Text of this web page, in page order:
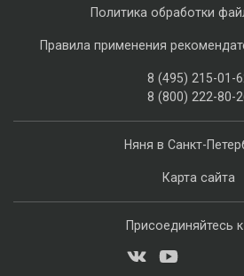
Няня в Санкт-
Карта сайта
Политика обработки
Правила применения
8 (495) 215-01-
8 (800) 222-80-
Присоединяйтесь